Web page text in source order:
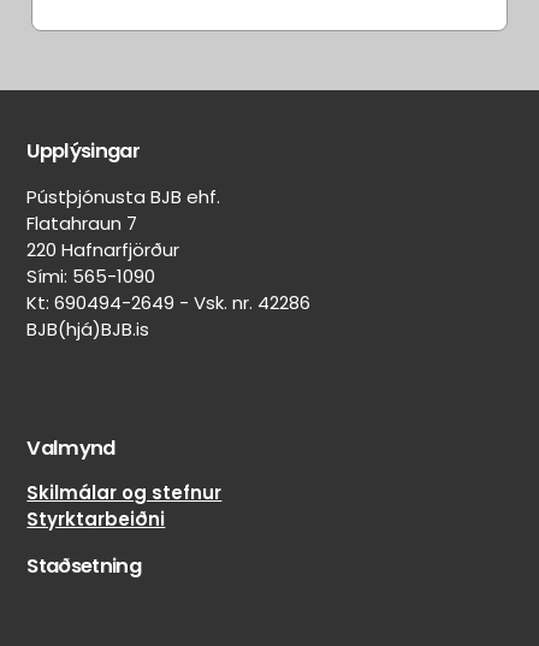
Aðrir
Nei
Aðrar
skipting
Upplýsingar
Pústþjónusta BJB ehf.
Flatahraun 7
220 Hafnarfjörður
Sími: 565-1090
Kt: 690494-2649 - Vsk. nr. 42286
BJB(hjá)BJB.is
Valmynd
Skilmálar og stefnur
Styrktarbeiðni
Staðsetning